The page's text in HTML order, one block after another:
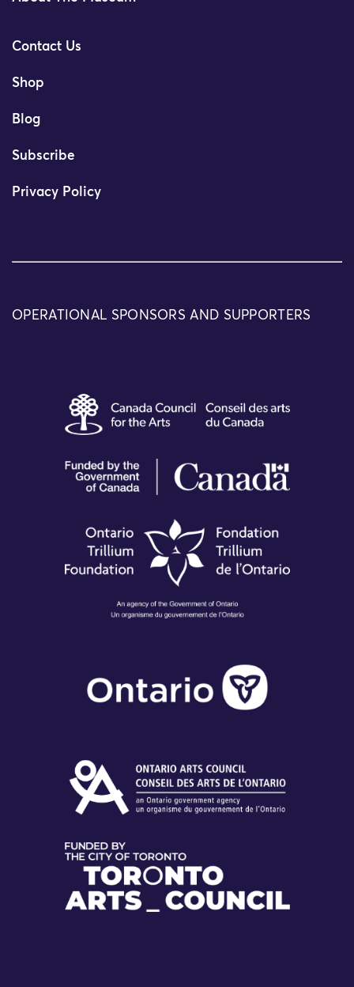
Contact Us
Shop
Blog
Subscribe
Privacy Policy
OPERATIONAL SPONSORS AND SUPPORTERS